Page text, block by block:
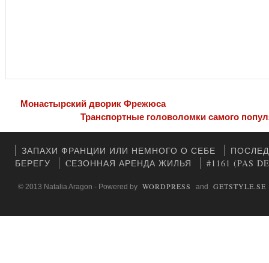
Монастырский дворик Фрежюса
Транспортные головоломки самого
ЗАПАХИ ФРАНЦИИ ИЛИ НЕМНОГО О СЕБЕ
БЕРЕГУ
CЕЗОННАЯ АРЕНДА ЖИЛЬЯ #1161 (PAS
© 2013 Natalia Aragon - Powered by WORDPRESS and GETSTYLE.SE